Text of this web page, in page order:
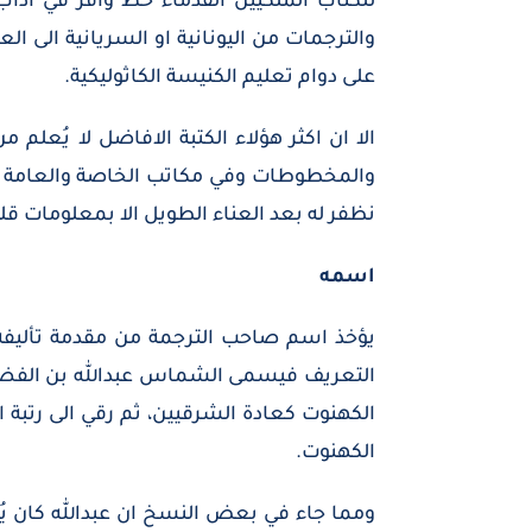
والترجمات من اليونانية او السريانية
على دوام تعليم الكنيسة الكاثوليكية.
الا ان اكثر هؤلاء الكتبة الافاضل لا
والمخطوطات وفي مكاتب الخاصة والعامة
نظفر له بعد العناء الطويل الا بمعلومات
اسمه
يؤخذ اسم صاحب الترجمة من مقدمة
التعريف فيسمى الشماس عبدالله بن
الكهنوت كعادة الشرقيين، ثم رقي الى
الكهنوت.
ومما جاء في بعض النسخ ان عبدالله كان